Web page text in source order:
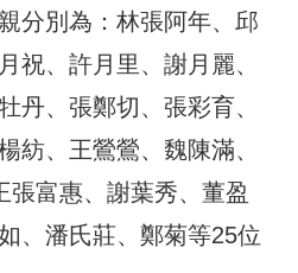
分別為：林張阿年、邱
祝、許月里、謝月麗、
丹、張鄭切、張彩育、
紡、王鶯鶯、魏陳滿、
張富惠、謝葉秀、董盈
、潘氏莊、鄭菊等25位